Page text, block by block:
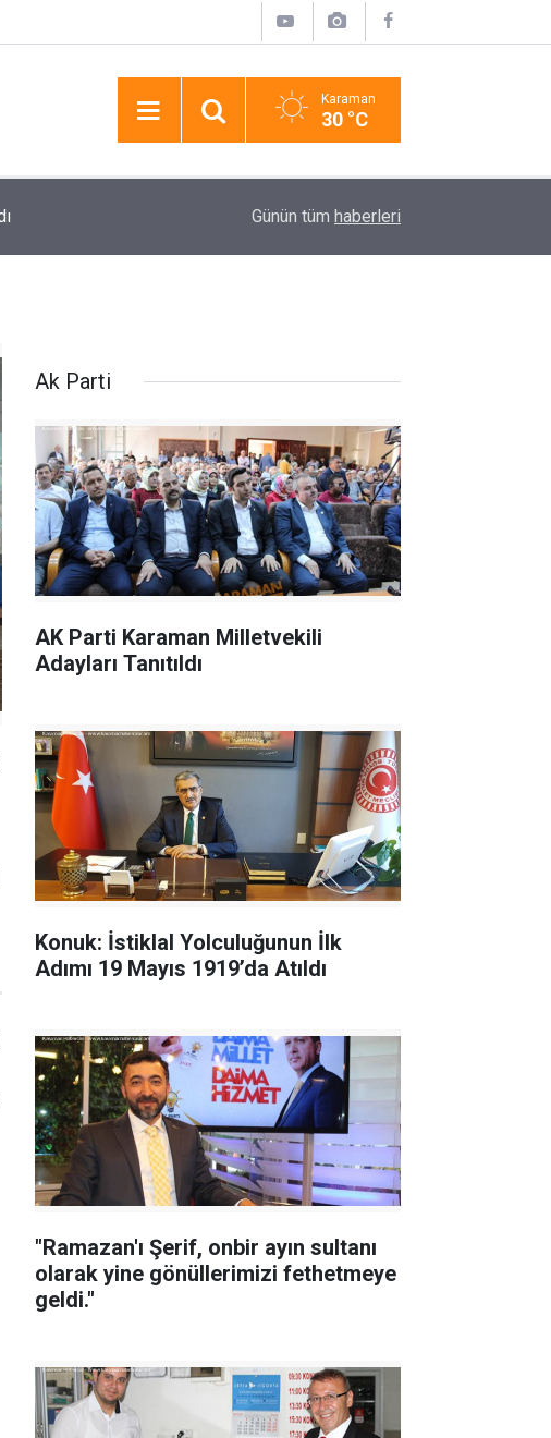
Karaman
30 °C
Manavgat’ta Sokak Hayvanlarına 75 Dönümlük
Günün tüm haberleri
Ak Parti
AK Parti Karaman Milletvekili
Adayları Tanıtıldı
Konuk: İstiklal Yolculuğunun İlk
Adımı 19 Mayıs 1919’da Atıldı
"Ramazan'ı Şerif, onbir ayın sultanı
olarak yine gönüllerimizi fethetmeye
geldi."